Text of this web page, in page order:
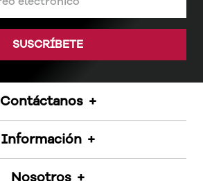
SUSCRÍBETE
Contáctanos +
Inducascos S.A.S.
Medellín CO
Tel: +57 318 533 2139
Información +